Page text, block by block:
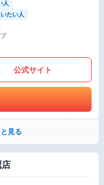
人
たい人
公式サイト
見る